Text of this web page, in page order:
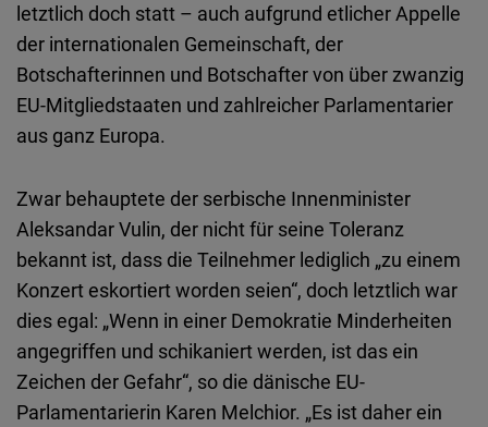
letztlich doch statt – auch aufgrund etlicher Appelle
der internationalen Gemeinschaft, der
Botschafterinnen und Botschafter von über zwanzig
EU-Mitgliedstaaten und zahlreicher Parlamentarier
aus ganz Europa.
Zwar behauptete der serbische Innenminister
Aleksandar Vulin, der nicht für seine Toleranz
bekannt ist, dass die Teilnehmer lediglich „zu einem
Konzert eskortiert worden seien“, doch letztlich war
dies egal: „Wenn in einer Demokratie Minderheiten
angegriffen und schikaniert werden, ist das ein
Zeichen der Gefahr“, so die dänische EU-
Parlamentarierin Karen Melchior. „Es ist daher ein